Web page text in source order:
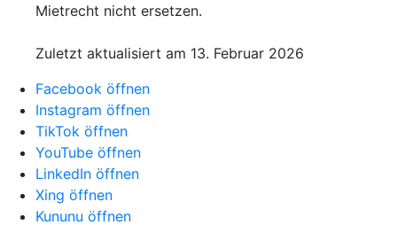
Mietrecht nicht ersetzen.
Zuletzt aktualisiert am 13. Februar 2026
Facebook öffnen
Instagram öffnen
TikTok öffnen
YouTube öffnen
LinkedIn öffnen
Xing öffnen
Kununu öffnen